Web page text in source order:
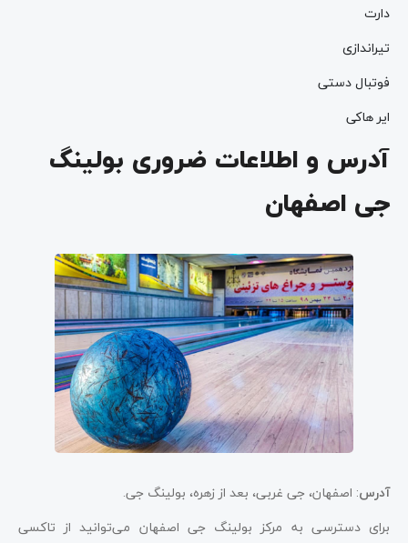
دارت
تیراندازی
فوتبال دستی
ایر هاکی
آدرس و اطلاعات ضروری بولینگ
جی اصفهان
آدرس: اصفهان، جی غربی، بعد از زهره، بولینگ جی.
برای دسترسی به مرکز بولینگ جی اصفهان می‌توانید از تاکسی